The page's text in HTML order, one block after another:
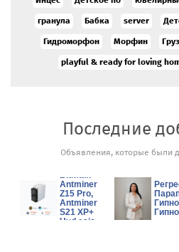
гранула Бабка server
Гидроморфон Морфин
playful & ready for loving
Последние
Объявления, которые были
Bitmain
Antminer
Z15 Pro,
Antminer
S21 XP+
Hyd asic